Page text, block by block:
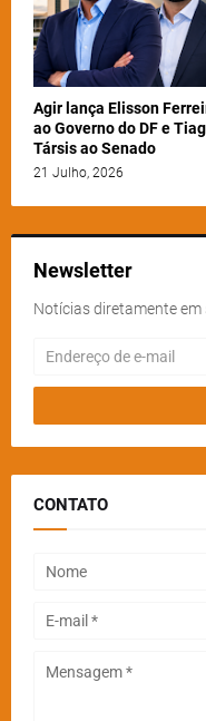
Agir lança Elisson
ao Governo do DF e
Társis ao Senado
21 Julho, 2026
Newsletter
Notícias diretamente em
CONTATO